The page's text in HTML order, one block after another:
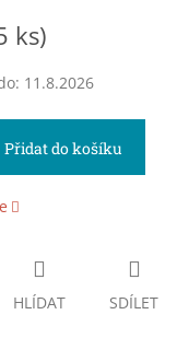
ks)
11.8.2026
Přidat do košíku
HLÍDAT SDÍLET